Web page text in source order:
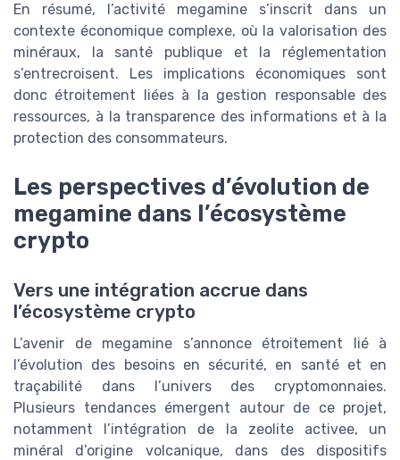
En résumé, l’activité megamine s’inscrit dans un
contexte économique complexe, où la valorisation des
minéraux, la santé publique et la réglementation
s’entrecroisent. Les implications économiques sont
donc étroitement liées à la gestion responsable des
ressources, à la transparence des informations et à la
protection des consommateurs.
Les perspectives d’évolution de
megamine dans l’écosystème
crypto
Vers une intégration accrue dans
l’écosystème crypto
L’avenir de megamine s’annonce étroitement lié à
l’évolution des besoins en sécurité, en santé et en
traçabilité dans l’univers des cryptomonnaies.
Plusieurs tendances émergent autour de ce projet,
notamment l’intégration de la zeolite activee, un
minéral d’origine volcanique, dans des dispositifs